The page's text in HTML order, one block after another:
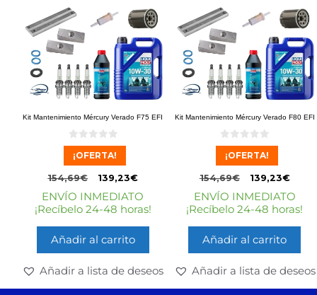
Kit Mantenimiento Mércury Verado F75 EFI
0
e
¡OFERTA!
154,69€ 139,23€
ENVÍO INMEDIATO
¡Recíbelo 24-48 horas!
Añadir al carrito
Añadir a lista de deseos
Kit Mantenimiento Mércury Verado F80 EFI
0
e
¡OFERTA!
154,69€ 139,23€
ENVÍO INMEDIATO
¡Recíbelo 24-48 horas!
Añadir al carrito
Añadir a lista de deseos